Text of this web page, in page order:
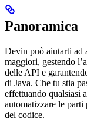
Panoramica
Devin può aiutarti ad
maggiori, gestendo
delle API e
di Java. Che tu stia
effettuando qualsiasi
automatizzare le
del codice.